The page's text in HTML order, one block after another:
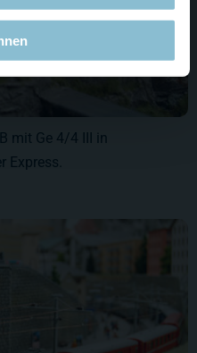
mit Ge 4/4 III in
Express.